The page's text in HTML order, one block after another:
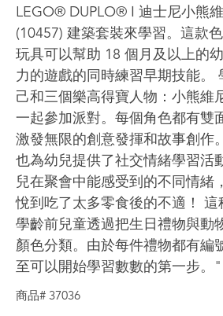
角色收藏
生活雜貨
LEGO® DUPLO® ǀ 迪士尼小熊
(10457) 建築套裝來學習。這款
玩具可以幫助 18 個月及以上的
力的遊戲的同時練習早期技能。
己和三個樂高得寶人物：小熊維
一起參加派對。每個角色都有雙
激發無限的創意發揮和故事創作
也為幼兒提供了社交情緒學習活
兒在聚會中能感受到的不同情緒
悅到吃了太多零食後的不適！
學齡前兒童透過把生日禮物與動
顏色分類。由於每件禮物都有編
至可以開始學習數數的第一步。"
商品# 37036